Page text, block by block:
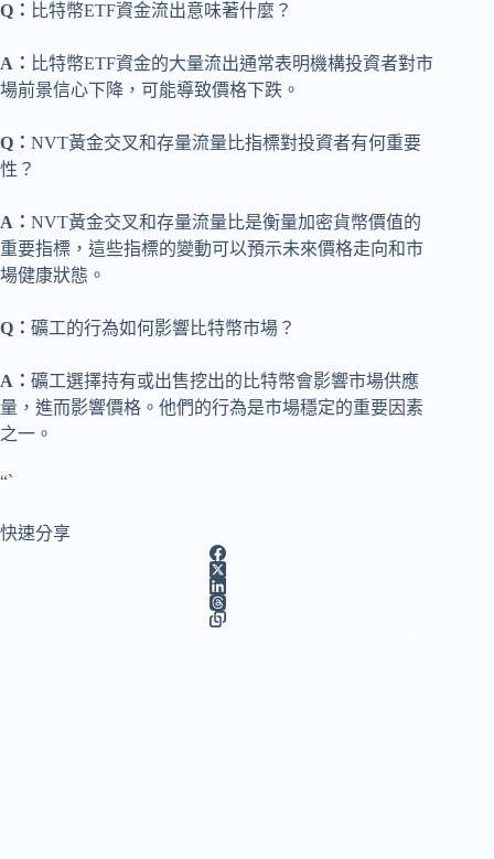
Q： 比特幣ETF資金流出意味著什麼？
A： 比特幣ETF資金的大量流出通常表明機構投資者對市
場前景信心下降，可能導致價格下跌。
Q： NVT黃金交叉和存量流量比指標對投資者有何重要
性？
A： NVT黃金交叉和存量流量比是衡量加密貨幣價值的
重要指標，這些指標的變動可以預示未來價格走向和市
場健康狀態。
Q： 礦工的行為如何影響比特幣市場？
A： 礦工選擇持有或出售挖出的比特幣會影響市場供應
量，進而影響價格。他們的行為是市場穩定的重要因素
之一。
“`
快速分享